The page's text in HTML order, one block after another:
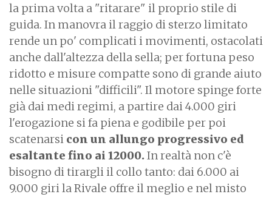
la prima volta a "ritarare" il proprio stile di
guida. In manovra il raggio di sterzo limitato
rende un po' complicati i movimenti, ostacolati
anche dall'altezza della sella; per fortuna peso
ridotto e misure compatte sono di grande aiuto
nelle situazioni "difficili". Il motore spinge forte
già dai medi regimi, a partire dai 4.000 giri
l'erogazione si fa piena e godibile per poi
scatenarsi con un allungo progressivo ed
esaltante fino ai 12000. In realtà non c'è
bisogno di tirargli il collo tanto: dai 6.000 ai
9.000 giri la Rivale offre il meglio e nel misto